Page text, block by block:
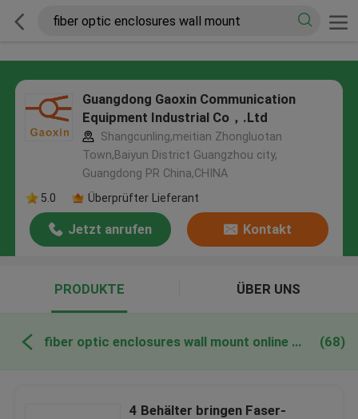
Guangdong Gaoxin Communication
Equipment Industrial Co，.Ltd
Shangcunling,meitian Zhongluotan
Town,Baiyun District Guangzhou city,
Guangdong PR China,CHINA
5.0
Überprüfter Lieferant
Jetzt anrufen Kontakt
PRODUKTE ÜBER UNS
fiber optic enclosures wall mount online manufacture (68)
4 Behälter bringen Faser-